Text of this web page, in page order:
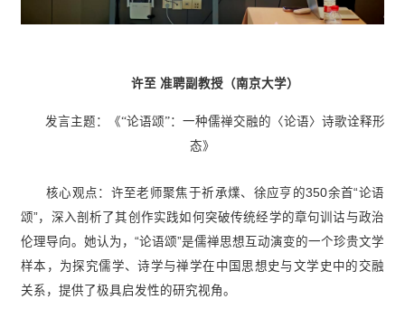
许至 准聘副教授（南京大学）
发言主题：《“论语颂”：一种儒禅交融的〈论语〉诗歌诠释形
态》
核心观点：许至老师聚焦于祈承㸁、徐应亨的350余首“论语
颂”，深入剖析了其创作实践如何突破传统经学的章句训诂与政治
伦理导向。她认为，“论语颂”是儒禅思想互动演变的一个珍贵文学
样本，为探究儒学、诗学与禅学在中国思想史与文学史中的交融
关系，提供了极具启发性的研究视角。